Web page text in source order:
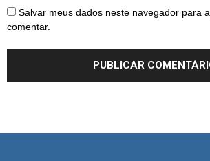
Salvar meus dados neste navegador para
comentar.